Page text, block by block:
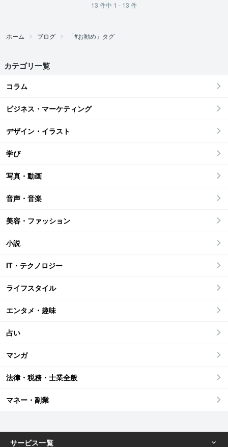
13 件中 1 - 13 件
ホーム ブログ 「#お勧め」タグ
カテゴリ一覧
コラム
ビジネス・マーケティング
デザイン・イラスト
学び
写真・動画
音声・音楽
美容・ファッション
小説
IT・テクノロジー
ライフスタイル
エンタメ・趣味
占い
マンガ
法律・税務・士業全般
マネー・副業